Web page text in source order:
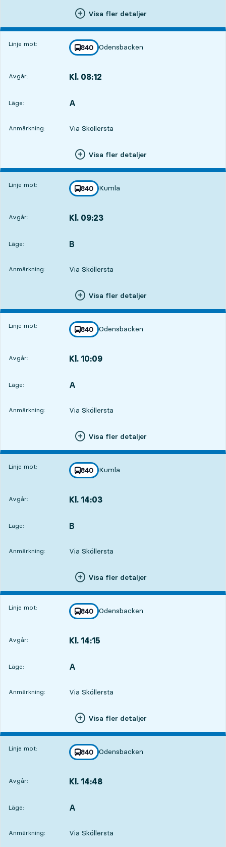
Visa fler detaljer
Linje mot: linje
840
mot
Odensbacken
,
Avgår: Kl. 08:12
Läge:
LÄGE, A
,
Anmärkning: Via Sköllersta
Visa fler detaljer
Linje mot: linje
840
mot
Kumla
,
Avgår: Kl. 09:23
Läge:
LÄGE, B
,
Anmärkning: Via Sköllersta
Visa fler detaljer
Linje mot: linje
840
mot
Odensbacken
,
Avgår: Kl. 10:09
Läge:
LÄGE, A
,
Anmärkning: Via Sköllersta
Visa fler detaljer
Linje mot: linje
840
mot
Kumla
,
Avgår: Kl. 14:03
Läge:
LÄGE, B
,
Anmärkning: Via Sköllersta
Visa fler detaljer
Linje mot: linje
840
mot
Odensbacken
,
Avgår: Kl. 14:15
Läge:
LÄGE, A
,
Anmärkning: Via Sköllersta
Visa fler detaljer
Linje mot: linje
840
mot
Odensbacken
,
Avgår: Kl. 14:48
Läge:
LÄGE, A
,
Anmärkning: Via Sköllersta